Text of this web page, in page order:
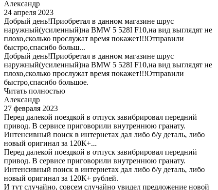
Александр
24 апреля 2023
Добрый день!Приобретал в данном магазине шрус
наружный(усиленный)на BMW 5 528I F10,на вид выглядят не
плохо,сколько прослужат время покажет!!!Отправили
быстро,спасибо больш...
Добрый день!Приобретал в данном магазине шрус
наружный(усиленный)на BMW 5 528I F10,на вид выглядят не
плохо,сколько прослужат время покажет!!!Отправили
быстро,спасибо большое.
Читать полностью
Александр
27 февраля 2023
Перед далекой поездкой в отпуск завибрировал передний
привод. В сервисе приговорили внутреннюю гранату.
Интенсивный поиск в интернетах дал либо б/у деталь, либо
новый оригинал за 120К+...
Перед далекой поездкой в отпуск завибрировал передний
привод. В сервисе приговорили внутреннюю гранату.
Интенсивный поиск в интернетах дал либо б/у деталь, либо
новый оригинал за 120К+ рублей.
И тут случайно, совсем случайно увидел предложение новой